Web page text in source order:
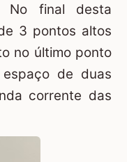
No final desta
3 pontos altos
no último ponto
de duas
corrente das